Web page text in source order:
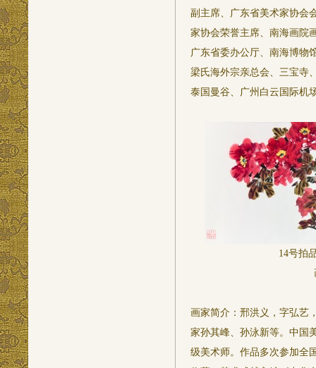
副主席、广东省美术家协会
家协会荣誉主席、南海画院
广东省委办公厅、南海博物
梁氏海外宗亲总会、三宝寺
泰国曼谷、广州白云国际机
14号拍
画家简介：邢洪义，字弘艺
家孙其峰、孙泳新等。中国
级美术师。作品多次参加全